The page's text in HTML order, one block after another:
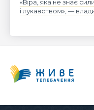
«Віра, яка не знає
і лукавством», —